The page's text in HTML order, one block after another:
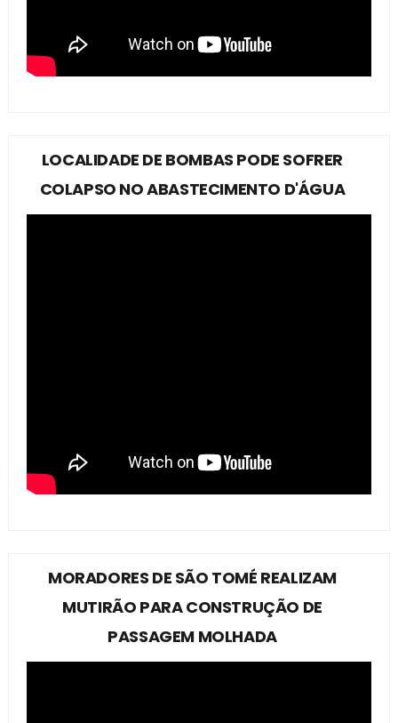
LOCALIDADE DE BOMBAS PODE SOFRER
COLAPSO NO ABASTECIMENTO D'ÁGUA
MORADORES DE SÃO TOMÉ REALIZAM
MUTIRÃO PARA CONSTRUÇÃO DE
PASSAGEM MOLHADA